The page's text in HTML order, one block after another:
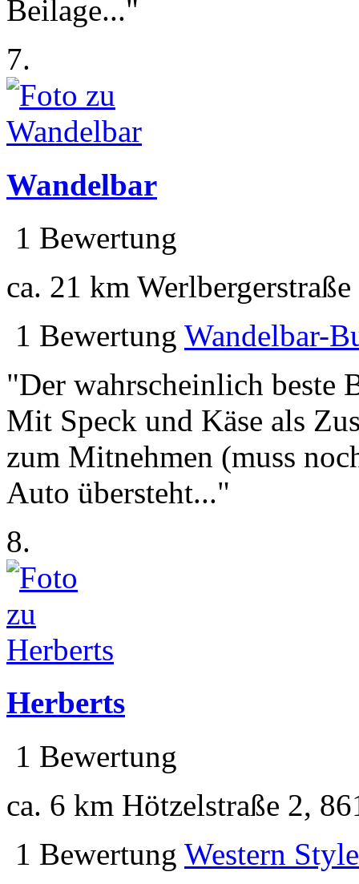
Beilage..."
7.
Wandelbar
1 Bewertung
ca. 21 km
1 Bewertung Wandelbar-
"Der wahrscheinlich beste
Mit Speck und Käse als
zum Mitnehmen (muss
Auto übersteht..."
8.
Herberts
1 Bewertung
ca. 6 km Hötzelstraße 2,
1 Bewertung Western